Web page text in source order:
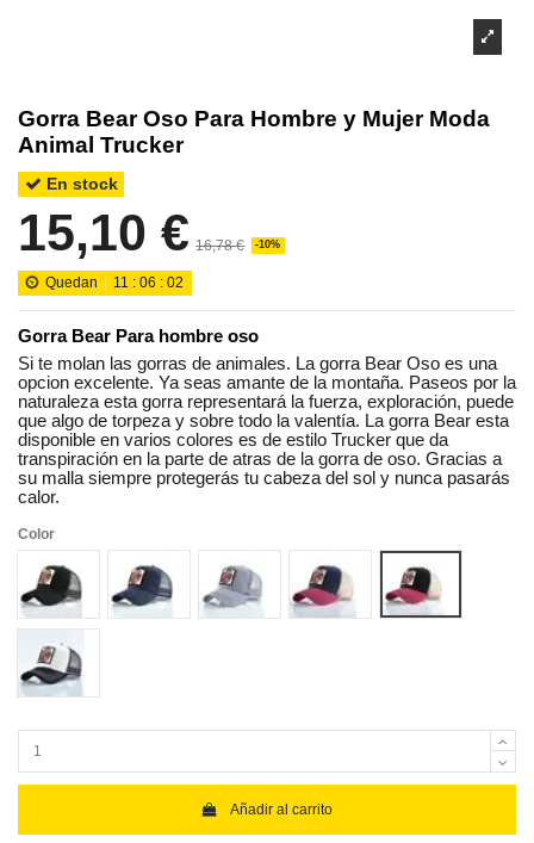
Gorra Bear Oso Para Hombre y Mujer Moda
Animal Trucker
En stock
15,10 € 16,78 € -10%
Quedan 11 :06 :02
Gorra Bear Para hombre oso
Si te molan las gorras de animales. La gorra Bear Oso es una
opcion excelente. Ya seas amante de la montaña. Paseos por la
naturaleza esta gorra representará la fuerza, exploración, puede
que algo de torpeza y sobre todo la valentía. La gorra Bear esta
disponible en varios colores es de estilo Trucker que da
transpiración en la parte de atras de la gorra de oso. Gracias a
su malla siempre protegerás tu cabeza del sol y nunca pasarás
calor.
Color
DH-X-BK
DH-X-BU DH-X-GY DH-X-RD1 DH-X-RD2
DH-X-WE
Añadir al carrito